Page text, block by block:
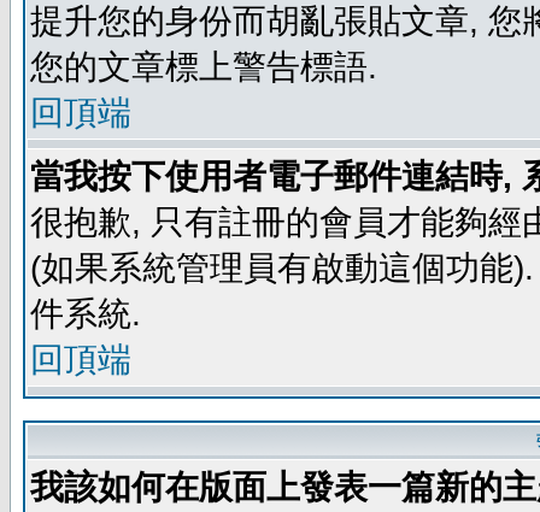
提升您的身份而胡亂張貼文章,
您的文章標上警告標語.
回頂端
當我按下使用者電子郵件連結時,
很抱歉, 只有註冊的會員才能夠
(如果系統管理員有啟動這個功能
件系統.
回頂端
我該如何在版面上發表一篇新的